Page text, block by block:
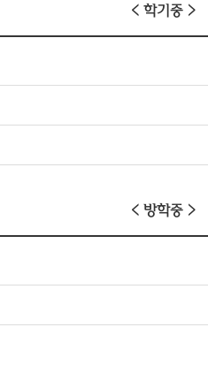
< 학기중 >
< 방학중 >